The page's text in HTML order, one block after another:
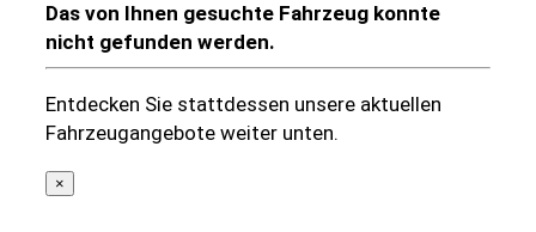
Das von Ihnen gesuchte Fahrzeug konnte
nicht gefunden werden.
Entdecken Sie stattdessen unsere aktuellen
Fahrzeugangebote weiter unten.
×